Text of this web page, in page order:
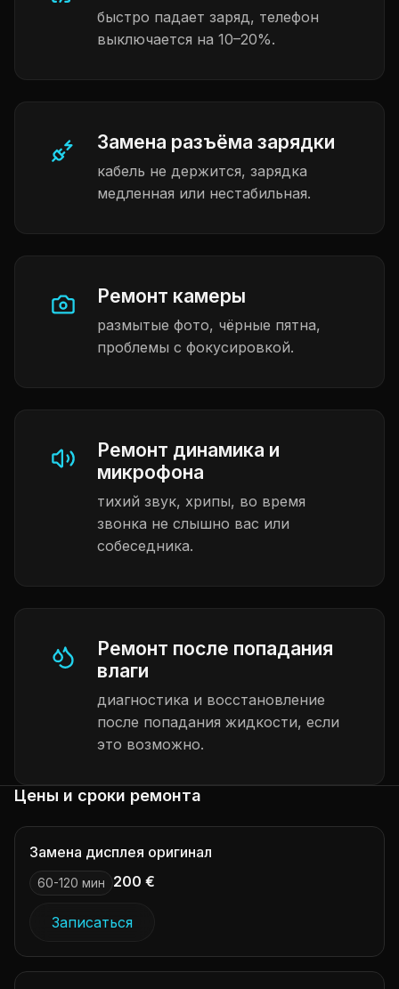
быстро падает заряд, телефон
выключается на 10–20%.
Замена разъёма зарядки
кабель не держится, зарядка
медленная или нестабильная.
Ремонт камеры
размытые фото, чёрные пятна,
проблемы с фокусировкой.
Ремонт динамика и
микрофона
тихий звук, хрипы, во время
звонка не слышно вас или
собеседника.
Ремонт после попадания
влаги
диагностика и восстановление
после попадания жидкости, если
это возможно.
Цены и сроки ремонта
Замена дисплея оригинал
60-120 мин 200 €
Записаться